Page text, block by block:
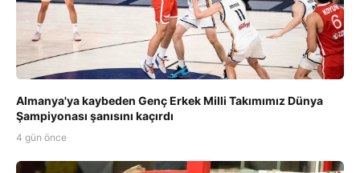
Almanya'ya kaybeden Genç Erkek Milli Takımımız Dünya
Şampiyonası şanısını kaçırdı
4 gün önce